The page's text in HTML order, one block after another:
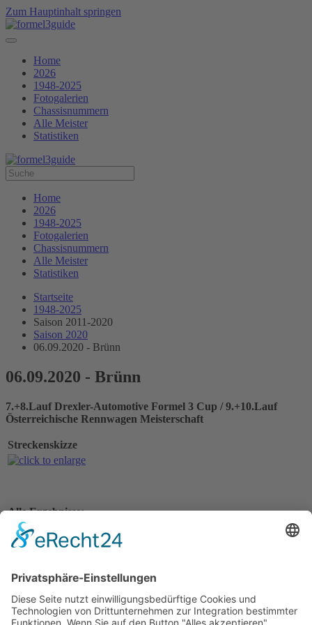
Zum Hauptinhalt springen
Home
2026
1948-2025
Fotogalerien
Chassisnummern
Alle Meister
Statistiken
Home
2026
1948-2025
Fotogalerien
Chassisnummern
Alle Meister
Statistiken
Startseite
1948-2025
Saison 2011-2020
Saison 2020
06.09.2020 - Brünn
06.09.2020 - Brünn
7.+8.Lauf Drexler-Automotive Formel 3 Cup / 9.+10.Lauf
Österreichische Rennwagen Meisterschaft
Streckenskizze
Alle Ergebnisse:
Vorbericht
Ergebnis Zeittraining 1
Ergebnis Rennen 1